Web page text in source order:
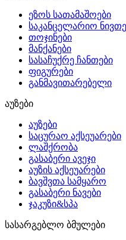
ეზოს სათამაშოები
საკანცელარიო
თოჯინები
მანქანები
სასაჩუქრე ჩანთები
ფიგურები
განმავითარებელი
აუზები
აუზები
საცურაო აქსეუარები
ლაშქრობა
გასაბერი ავეჯი
აუზის აქსეუარები
ბავშვთა სამყარო
გასაბერი ნავები
ჯაკუზი&სპა
სასარგებლო ბმულები